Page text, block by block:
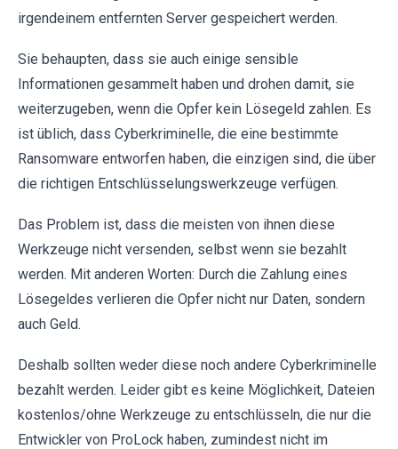
irgendeinem entfernten Server gespeichert werden.
Sie behaupten, dass sie auch einige sensible
Informationen gesammelt haben und drohen damit, sie
weiterzugeben, wenn die Opfer kein Lösegeld zahlen. Es
ist üblich, dass Cyberkriminelle, die eine bestimmte
Ransomware entworfen haben, die einzigen sind, die über
die richtigen Entschlüsselungswerkzeuge verfügen.
Das Problem ist, dass die meisten von ihnen diese
Werkzeuge nicht versenden, selbst wenn sie bezahlt
werden. Mit anderen Worten: Durch die Zahlung eines
Lösegeldes verlieren die Opfer nicht nur Daten, sondern
auch Geld.
Deshalb sollten weder diese noch andere Cyberkriminelle
bezahlt werden. Leider gibt es keine Möglichkeit, Dateien
kostenlos/ohne Werkzeuge zu entschlüsseln, die nur die
Entwickler von ProLock haben, zumindest nicht im